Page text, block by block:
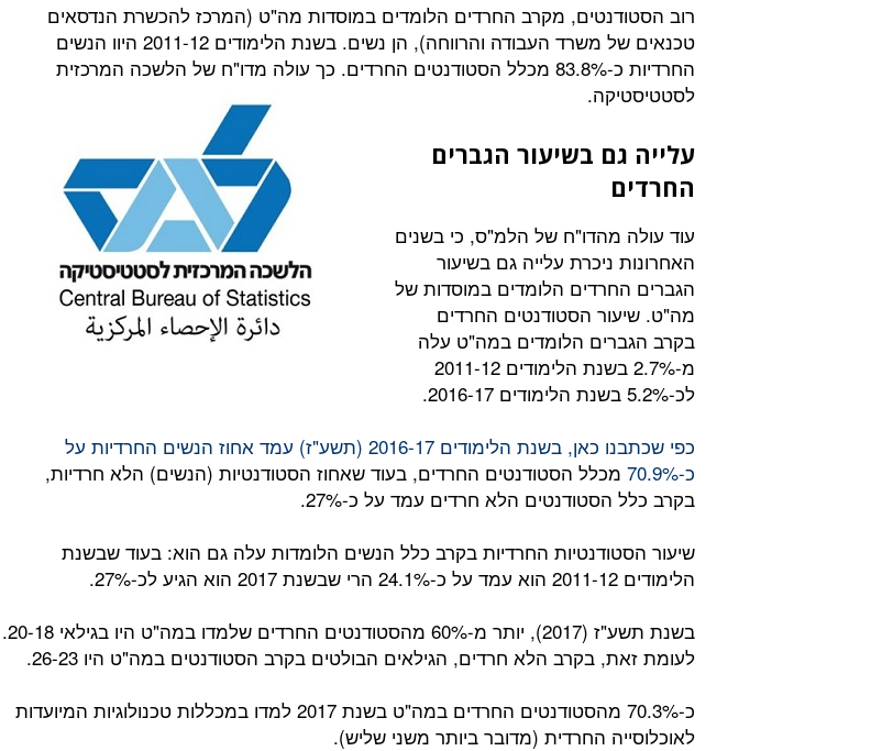
רוב הסטודנטים, מקרב החרדים הלומדים במוסדות מה"ט (המרכז להכשרת הנדסאים
טכנאים של משרד העבודה והרווחה), הן נשים. בשנת הלימודים 2011-12 היוו הנשים
החרדיות כ-83.8% מכלל הסטודנטים החרדים. כך
עולה מדו"ח של הלשכה המרכזית
לסטטיסטיקה.
עלייה גם בשיעור הגברים
החרדים
עוד עולה מהדו"ח של הלמ"ס, כי בשנים
האחרונות ניכרת עלייה גם בשיעור
הגברים החרדים הלומדים במוסדות של
מה"ט. שיעור הסטודנטים החרדים
בקרב הגברים הלומדים במה"ט עלה
מ-2.7% בשנת הלימודים 2011-12
לכ-5.2% בשנת הלימודים 2016-17.
כפי שכתבנו כאן, בשנת הלימודים 2016-17 (תשע"ז) עמד אחוז הנשים החרדיות על
כ-70.9%
מכלל הסטודנטים החרדים, בעוד שאחוז הסטודנטיות (הנשים) הלא חרדיות,
בקרב כלל הסטודנטים הלא חרדים עמד על כ-27%.
שיעור הסטודנטיות החרדיות בקרב כלל הנשים הלומדות עלה גם הוא: בעוד שבשנת
הלימודים 2011-12 הוא עמד על כ-24.1% הרי שבשנת 2017 הוא הגיע לכ-27%.
בשנת תשע"ז (2017), יותר מ-60% מהסטודנטים החרדים שלמדו במה"ט היו בגילאי 20-18.
לעומת זאת, בקרב הלא חרדים, הגילאים הבולטים בקרב הסטודנטים במה"ט היו 26-23.
כ-70.3% מהסטודנטים החרדים במה"ט בשנת 2017 למדו במכללות טכנולוגיות המיועדות
לאוכלוסייה החרדית (מדובר ביותר משני שליש).